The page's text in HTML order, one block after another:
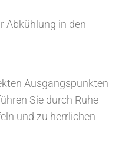
Abkühlung in den
Ausgangspunkten
Sie durch Ruhe
und zu herrlichen